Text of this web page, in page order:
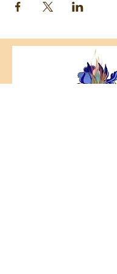
514-462-6805 ou 514-728-
Lundi 19h00 à 20h30
Durée : 10 semaines - 11
Coût : 99 $ pour la session
ou 96 $ (rabais de 3$),